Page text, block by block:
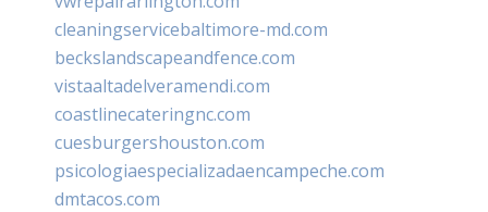
cleaningservicebaltimore-md.com
beckslandscapeandfence.com
vistaaltadelveramendi.com
coastlinecateringnc.com
cuesburgershouston.com
psicologiaespecializadaencampeche.com
dmtacos.com